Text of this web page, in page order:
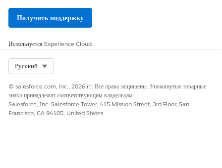
Save and activate your changes.
Close Flow Builder.
Получить поддержку
Используется Experience Cloud
Русский
© salesforce.com, inc., 2026 гг. Все права защищены. Упомянутые товарные
знаки принадлежат соответствующим владельцам.
Salesforce, Inc. Salesforce Tower, 415 Mission Street, 3rd Floor, San
Francisco, CA 94105, United States